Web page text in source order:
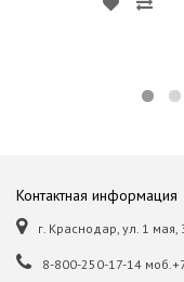
Контактная информация
г. Краснодар, ул. 1 мая,
8-800-250-17-14